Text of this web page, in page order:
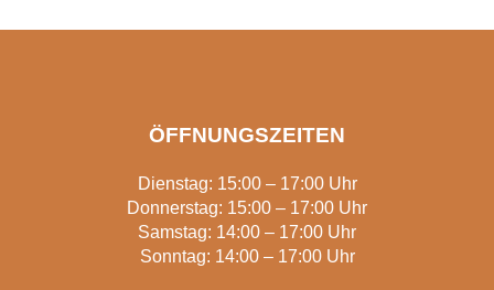
ÖFFNUNGSZEITEN
Dienstag: 15:00 – 17:00 Uhr
Donnerstag: 15:00 – 17:00 Uhr
Samstag: 14:00 – 17:00 Uhr
Sonntag: 14:00 – 17:00 Uhr